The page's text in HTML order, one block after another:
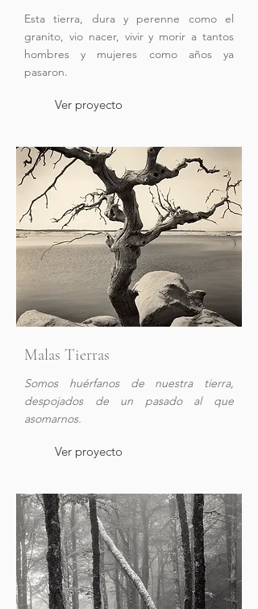
Esta tierra, dura y perenne como el
granito, vio nacer, vivir y morir a tantos
hombres y mujeres como años ya
pasaron.
Ver proyecto
Malas Tierras
Somos huérfanos de nuestra tierra,
despojados de un pasado al que
asomarnos.
Ver proyecto